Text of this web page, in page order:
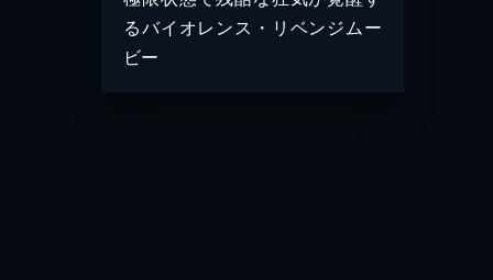
るバイオレンス・リベンジムー
ビー